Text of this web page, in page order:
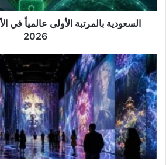
2026
السعودية بالمرتبة الأولى عالمياً في
2026
افتتاح
«داتا
لاند»:
أول
متحف
في
العالم
للفنون
المولدة